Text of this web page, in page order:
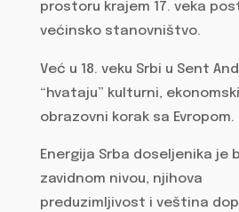
prostoru krajem 17. veka
većinsko stanovništvo.
Već u 18. veku Srbi u Sent
“hvataju” kulturni,
obrazovni korak sa Evropom.
Energija Srba doseljenika je
zavidnom nivou, njihova
preduzimljivost i veština